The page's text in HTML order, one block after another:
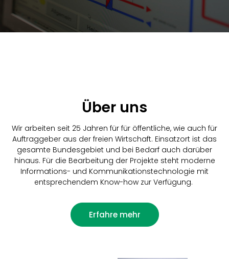
Über uns
Wir arbeiten seit 25 Jahren für für öffentliche, wie auch für
Auftraggeber aus der freien Wirtschaft. Einsatzort ist das
gesamte Bundesgebiet und bei Bedarf auch darüber
hinaus. Für die Bearbeitung der Projekte steht moderne
Informations- und Kommunikationstechnologie mit
entsprechendem Know-how zur Verfügung.
Erfahre mehr